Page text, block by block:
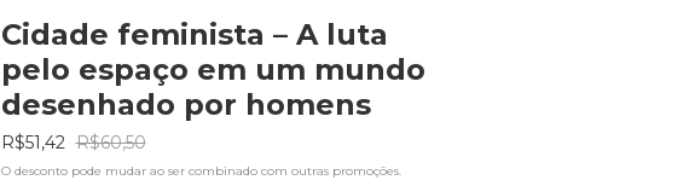
Cidade feminista – A luta
pelo espaço em um mundo
desenhado por homens
R$51,42 R$60,50
O desconto pode mudar ao ser combinado com outras promoções.